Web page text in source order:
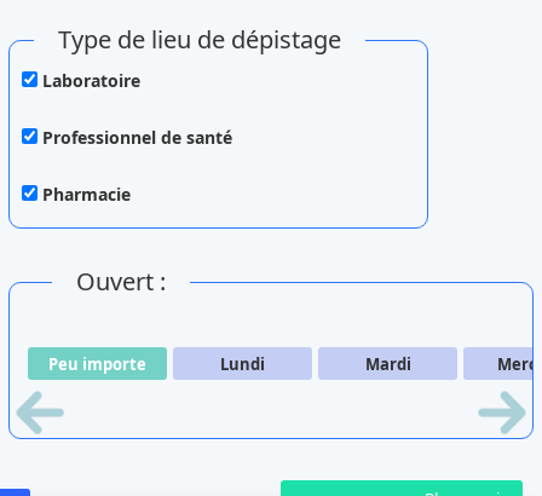
Type de lieu de dépistage
Laboratoire
Professionnel de santé
Pharmacie
Ouvert :
Peu importe Lundi Mardi